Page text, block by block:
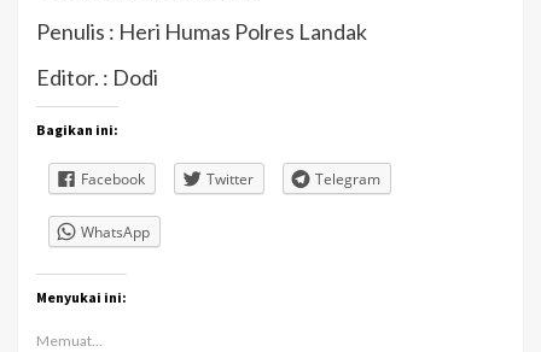
Penulis : Heri Humas Polres Landak
Editor. : Dodi
Bagikan ini:
Facebook Twitter Telegram
WhatsApp
Menyukai ini:
Memuat...